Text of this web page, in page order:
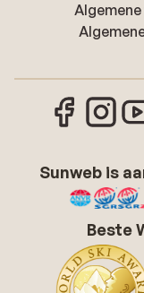
Sunweb is
Beste